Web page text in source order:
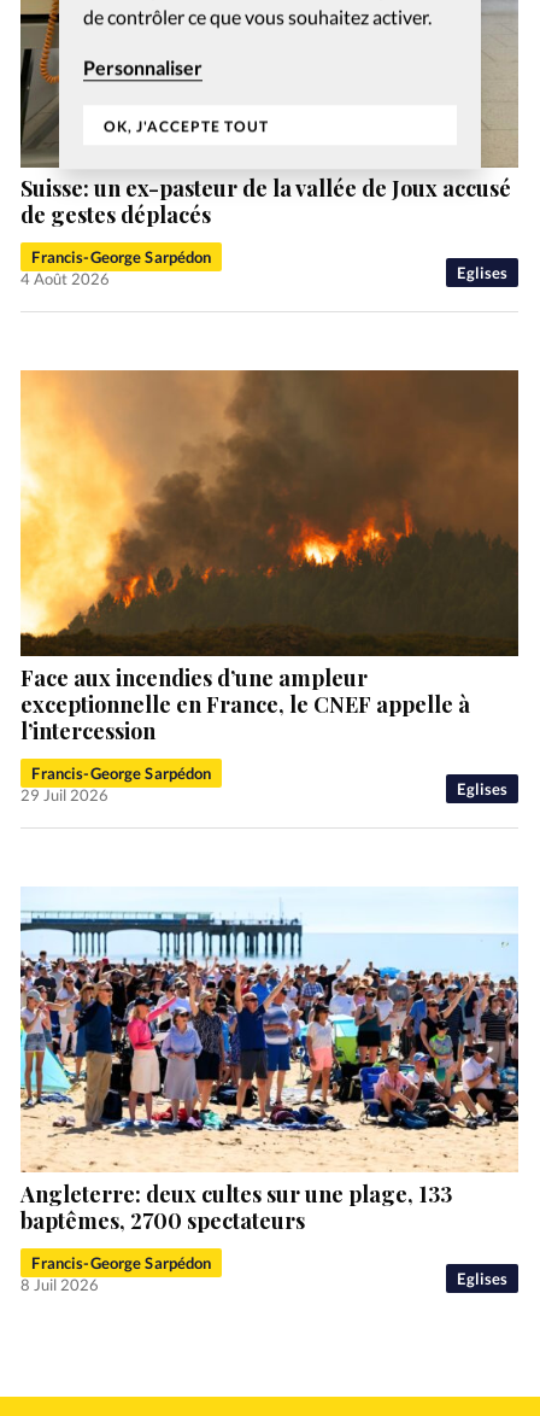
de contrôler ce que vous souhaitez activer.
Personnaliser
OK, J'ACCEPTE TOUT
Eglises
Suisse: un ex-pasteur de la vallée de Joux accusé
de gestes déplacés
Francis-George Sarpédon
4 Août 2026
Eglises
Face aux incendies d’une ampleur
exceptionnelle en France, le CNEF appelle à
l’intercession
Francis-George Sarpédon
29 Juil 2026
Eglises
Angleterre: deux cultes sur une plage, 133
baptêmes, 2700 spectateurs
Francis-George Sarpédon
8 Juil 2026